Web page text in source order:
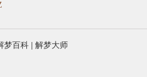
梦百科 解梦大师